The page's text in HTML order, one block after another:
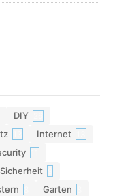
DIY
Internet
Sicherheit
Garten